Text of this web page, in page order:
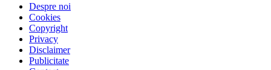
Despre noi
Cookies
Copyright
Privacy
Disclaimer
Publicitate